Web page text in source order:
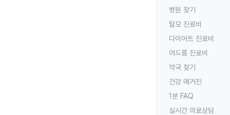
병원 찾기
탈모 진료비
다이어트 진료비
여드름 진료비
약국 찾기
건강 매거진
1분 FAQ
실시간 의료상담